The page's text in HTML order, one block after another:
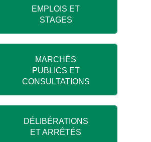
EMPLOIS ET
STAGES
MARCHÉS
PUBLICS ET
CONSULTATIONS
DÉLIBÉRATIONS
ET ARRÊTÉS